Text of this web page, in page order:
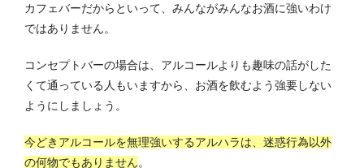
カフェバーだからといって、みんながみんなお酒に強いわけ
ではありません。
コンセプトバーの場合は、アルコールよりも趣味の話がした
くて通っている人もいますから、お酒を飲むよう強要しない
ようにしましょう。
今どきアルコールを無理強いするアルハラは、迷惑行為以外
の何物でもありません。